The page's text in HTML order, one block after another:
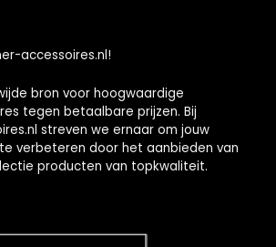
accessoires.nl!
bron voor hoogwaardige
tegen betaalbare prijzen. Bij
streven we ernaar om jouw
verbeteren door het aanbieden van
producten van topkwaliteit.